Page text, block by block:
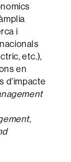
i
etc.),
en
d’impacte